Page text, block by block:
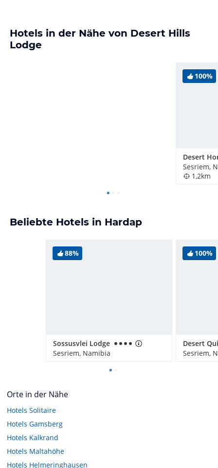
Hotels in der Nähe von Desert Hills
Lodge
100%
Sesriem,
1,2km
Beliebte Hotels in Hardap
88%
Sossusvlei Lodge
Sesriem, Namibia
100%
Desert
Sesriem,
Orte in der Nähe
Hotels Solitaire
Hotels Gamsberg
Hotels Kalkrand
Hotels Maltahöhe
Hotels Helmeringhausen